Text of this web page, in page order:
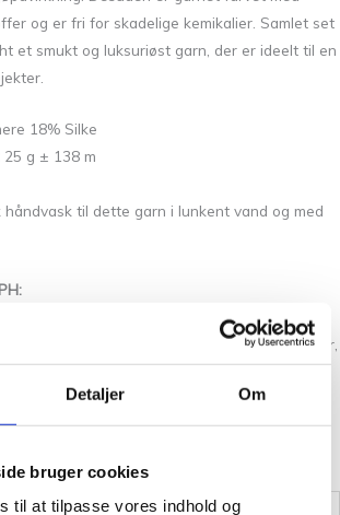
Detaljer Om
bruger cookies
til at tilpasse vores indhold og
og er fri for skadelige kemikalier. Samlet set
et smukt og luksuriøst garn, der er ideelt til en
18% Silke
25 g ± 138 m
håndvask til dette garn i lunkent vand og med
på et omfattende udvalg af garn i et væld af
at opleve garnets kvalitet med egne hænder,
Christian Winthers Vej. Vi garanterer altid
så du kan føle dig tryg på din